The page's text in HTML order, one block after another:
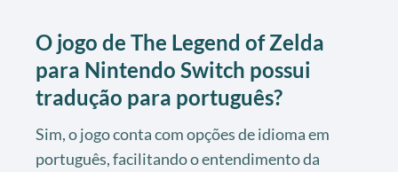
O jogo de The Legend of Zelda
para Nintendo Switch possui
tradução para português?
Sim, o jogo conta com opções de idioma em
português, facilitando o entendimento da